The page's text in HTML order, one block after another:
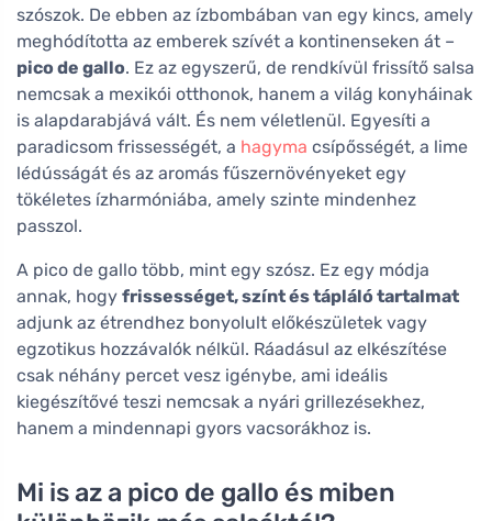
szószok. De ebben az ízbombában van egy kincs, amely
meghódította az emberek szívét a kontinenseken át –
pico de gallo. Ez az egyszerű, de rendkívül frissítő salsa
nemcsak a mexikói otthonok, hanem a világ konyháinak
is alapdarabjává vált. És nem véletlenül. Egyesíti a
paradicsom frissességét, a hagyma csípősségét, a lime
lédússágát és az aromás fűszernövényeket egy
tökéletes ízharmóniába, amely szinte mindenhez
passzol.
A pico de gallo több, mint egy szósz. Ez egy módja
annak, hogy frissességet, színt és tápláló tartalmat
adjunk az étrendhez bonyolult előkészületek vagy
egzotikus hozzávalók nélkül. Ráadásul az elkészítése
csak néhány percet vesz igénybe, ami ideális
kiegészítővé teszi nemcsak a nyári grillezésekhez,
hanem a mindennapi gyors vacsorákhoz is.
Mi is az a pico de gallo és miben